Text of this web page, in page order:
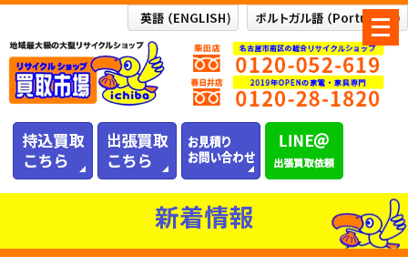
メ
ニ
ュ
ー
新着情報